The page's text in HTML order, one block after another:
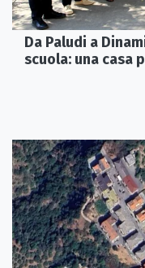
Da Paludi a
scuola: una casa